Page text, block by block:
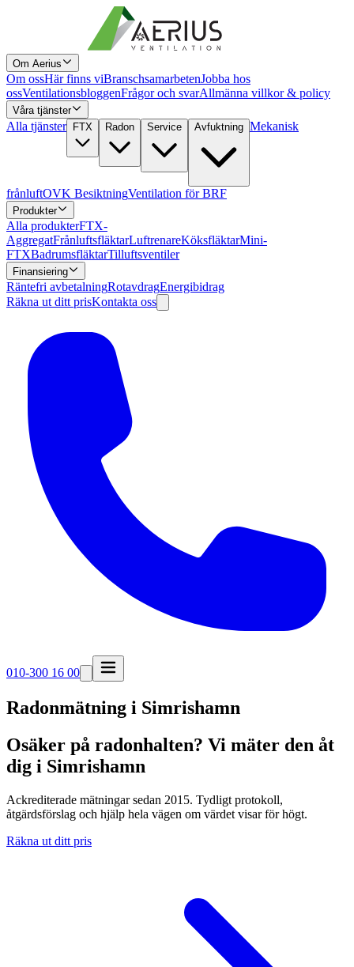
Om Aerius
Om ossHär finns viBranschsamarbetenJobba hos
ossVentilationsbloggenFrågor och svarAllmänna villkor & policy
Våra tjänster
Alla tjänster FTX Radon Service Avfuktning Mekanisk
frånluftOVK BesiktningVentilation för BRF
Produkter
Alla produkterFTX-
AggregatFrånluftsfläktarLuftrenareKöksfläktarMini-
FTXBadrumsfläktarTilluftsventiler
Finansiering
Räntefri avbetalningRotavdragEnergibidrag
Räkna ut ditt prisKontakta oss
010-300 16 00
Radonmätning i Simrishamn
Osäker på radonhalten? Vi mäter den åt
dig i Simrishamn
Ackrediterade mätningar sedan 2015. Tydligt protokoll,
åtgärdsförslag och hjälp hela vägen om värdet visar för högt.
Räkna ut ditt pris